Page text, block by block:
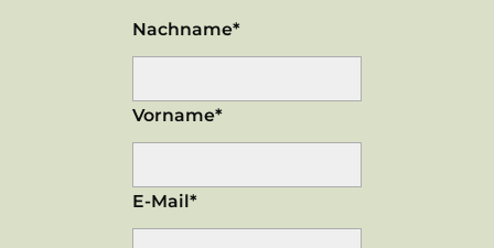
Nachname*
Vorname*
E-Mail*